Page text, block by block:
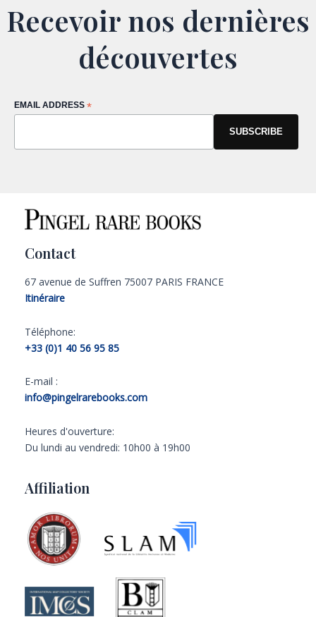
Recevoir nos dernières
découvertes
EMAIL ADDRESS *
Contact
67 avenue de Suffren 75007 PARIS FRANCE
Itinéraire
Téléphone:
+33 (0)1 40 56 95 85
E-mail :
info@pingelrarebooks.com
Heures d'ouverture:
Du lundi au vendredi: 10h00 à 19h00
Affiliation